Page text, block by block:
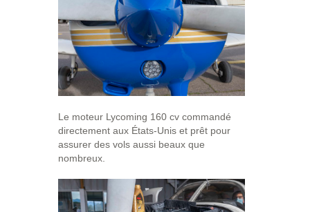
Le moteur Lycoming 160 cv commandé
directement aux États-Unis et prêt pour
assurer des vols aussi beaux que
nombreux.